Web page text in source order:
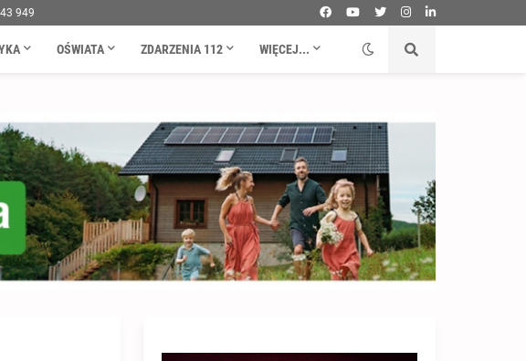
949
OŚWIATA ZDARZENIA 112 WIĘCEJ...